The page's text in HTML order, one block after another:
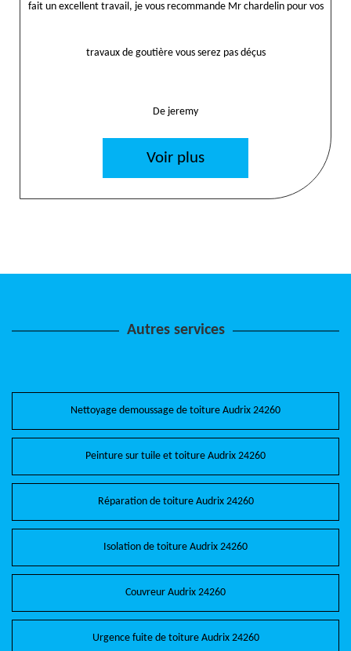
fait un excellent travail, je vous recommande Mr chardelin pour vos
travaux de goutière vous serez pas déçus
De jeremy
Voir plus
Autres services
Nettoyage demoussage de toiture Audrix 24260
Peinture sur tuile et toiture Audrix 24260
Réparation de toiture Audrix 24260
Isolation de toiture Audrix 24260
Couvreur Audrix 24260
Urgence fuite de toiture Audrix 24260